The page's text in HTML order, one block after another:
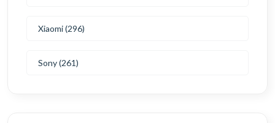
Xiaomi (296)
Sony (261)